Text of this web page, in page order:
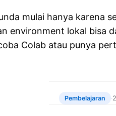
mulai hanya karena
environment lokal bisa
Colab atau punya
Pembelajaran ·